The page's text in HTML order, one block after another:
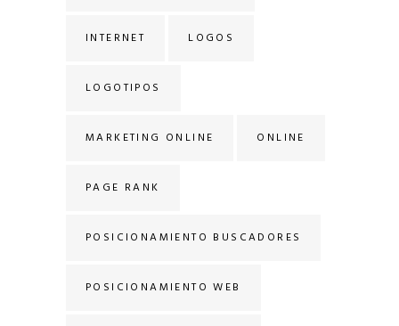
INTERNET LOGOS
LOGOTIPOS
MARKETING ONLINE ONLINE
PAGE RANK
POSICIONAMIENTO BUSCADORES
POSICIONAMIENTO WEB